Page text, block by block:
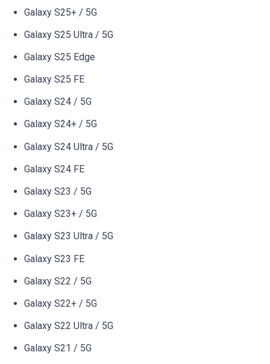
Galaxy S25+ / 5G
Galaxy S25 Ultra / 5G
Galaxy S25 Edge
Galaxy S25 FE
Galaxy S24 / 5G
Galaxy S24+ / 5G
Galaxy S24 Ultra / 5G
Galaxy S24 FE
Galaxy S23 / 5G
Galaxy S23+ / 5G
Galaxy S23 Ultra / 5G
Galaxy S23 FE
Galaxy S22 / 5G
Galaxy S22+ / 5G
Galaxy S22 Ultra / 5G
Galaxy S21 / 5G